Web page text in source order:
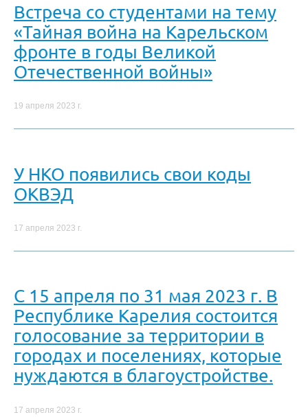
Встреча со студентами на тему
«Тайная война на Карельском
фронте в годы Великой
Отечественной войны»
19 апреля 2023 г.
У НКО появились свои коды
ОКВЭД
17 апреля 2023 г.
С 15 апреля по 31 мая 2023 г. В
Республике Карелия состоится
голосование за территории в
городах и поселениях, которые
нуждаются в благоустройстве.
17 апреля 2023 г.